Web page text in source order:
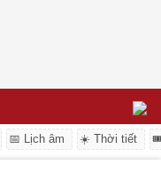
📅 Lịch âm ☀️ Thời tiết